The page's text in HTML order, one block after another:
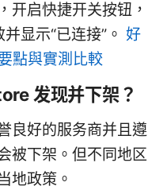
开启快捷开关按钮，
显示“已连接”。 好
點與實測比較
发现并下架？
良好的服务商并且遵
被下架。但不同地区
地政策。